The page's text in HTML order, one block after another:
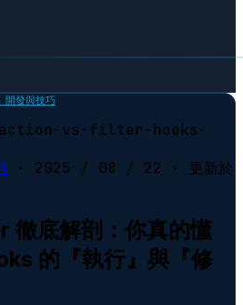
發與技巧
action-vs-filter-hooks-
· 2025 / 08 / 22
· 更新於
底解剖：你真的懂
的『執行』與『修